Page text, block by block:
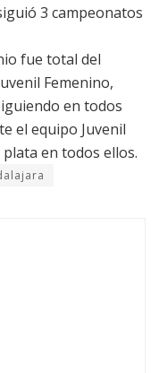
3 campeonatos
fue total del
Femenino,
en todos
el equipo Juvenil
en todos ellos.